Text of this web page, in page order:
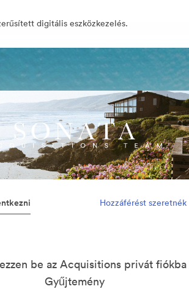
digitális eszközkezelés.
Hozzáférést szeretnék
be az Acquisitions privát fiókba
Gyűjtemény